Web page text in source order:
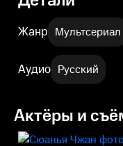
Жанр Мультсериал
Аудио Русский
Актёры и